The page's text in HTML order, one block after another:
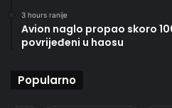
3 hours ranije
Avion naglo propao skoro
povrijeđeni u haosu
Popularno